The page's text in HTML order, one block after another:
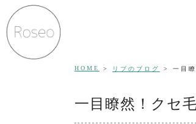
HOME リブのブログ 一目
一目瞭然！クセ